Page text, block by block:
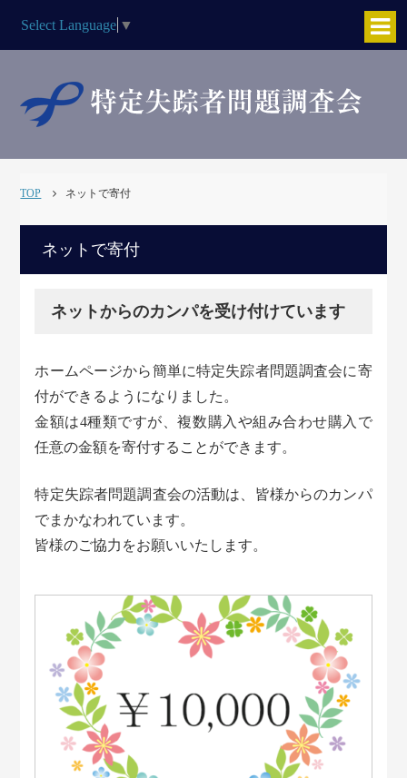
Select Language ▼
TOP ネットで寄付
ネットで寄付
ネットからのカンパを受け付けています
ホームページから簡単に特定失踪者問題調査会に寄
付ができるようになりました。
金額は4種類ですが、複数購入や組み合わせ購入で
任意の金額を寄付することができます。
特定失踪者問題調査会の活動は、皆様からのカンパ
でまかなわれています。
皆様のご協力をお願いいたします。